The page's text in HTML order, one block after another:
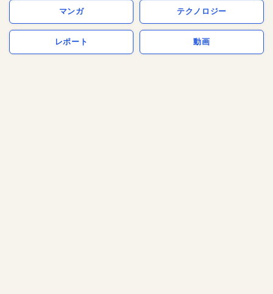
マンガ テクノロジー
レポート 動画